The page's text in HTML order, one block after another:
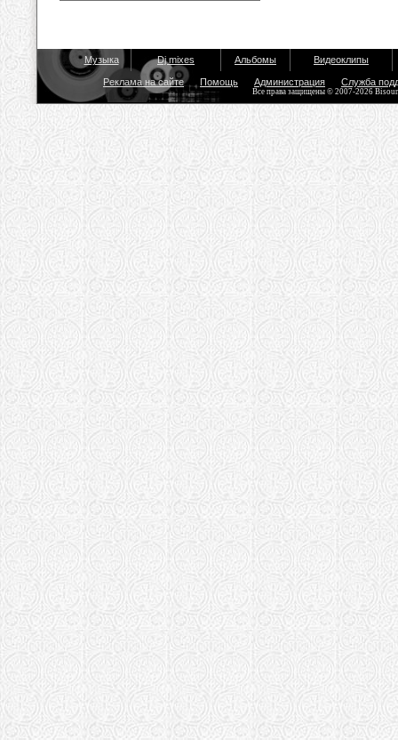
Музыка Dj mixes Альбомы Видеоклипы
Реклама на сайте Помощь Администрация Служба
Все права защищены © 2007-2026